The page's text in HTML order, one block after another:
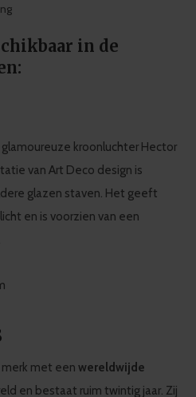
in de
kroonluchter Hector
van Art Deco design is
glazen staven. Het geeft
en is voorzien van een
met een wereldwijde
en bestaat ruim twintig jaar. Zij